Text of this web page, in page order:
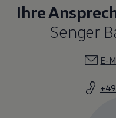
Ihre
Senger
E-